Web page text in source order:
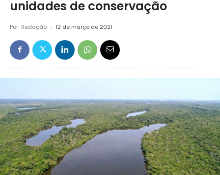
Amazônia
unidades de conservação
Por Redação 12 de março de 2021